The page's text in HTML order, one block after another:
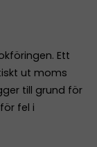
Ett
ut moms
till grund för
fel i